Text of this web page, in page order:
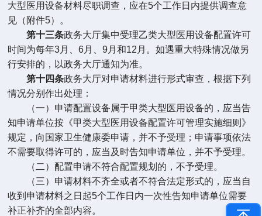
大型医用设备材料尽职调查，应在5个工作日内提供调查意
见（附件5）。
第十三条政务大厅集中受理乙类大型医用设备配置许可
时间为每年3月、6月、9月和12 月。如遇重大特殊情况做另
行安排的，以政务大厅通知为准。
第十四条政务大厅对申请材料进行形式审查，根据下列
情况分别作出处理：
（一）申请配置设备属于甲类大型医用设备的，应当告
知申请单位按《甲类大型医用设备配置许可管理实施细则》
规定，向国家卫生健康委申请，并不予受理；申请事项依法
不需要取得许可的，应当及时告知申请单位，并不予受理。
（二）配置申请不符合配置规划的，不予受理。
（三）申请材料不齐全或者不符合法定形式的，应当自
收到申请材料之日起5个工作日内一次性告知申请单位需要
补正补齐的全部内容。